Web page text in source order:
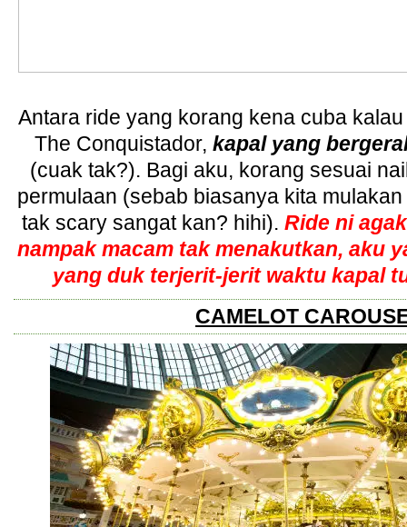
Antara ride yang korang kena cuba
The Conquistador, kapal yang
(cuak tak?). Bagi aku, korang sesuai
permulaan (sebab biasanya kita
tak scary sangat kan? hihi). Ride ni
nampak macam tak menakutkan, aku
yang duk terjerit-jerit waktu kapal
CAMELOT